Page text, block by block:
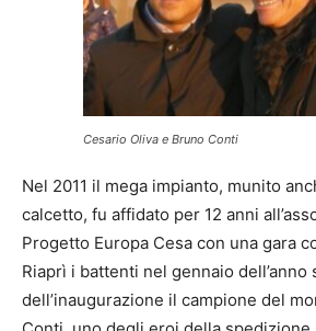
Cesario Oliva e Bruno Conti
Nel 2011 il mega impianto, munito
calcetto, fu affidato per 12 anni
Progetto Europa Cesa con una gara
Riaprì i battenti nel gennaio dell’anno
dell’inaugurazione il campione del